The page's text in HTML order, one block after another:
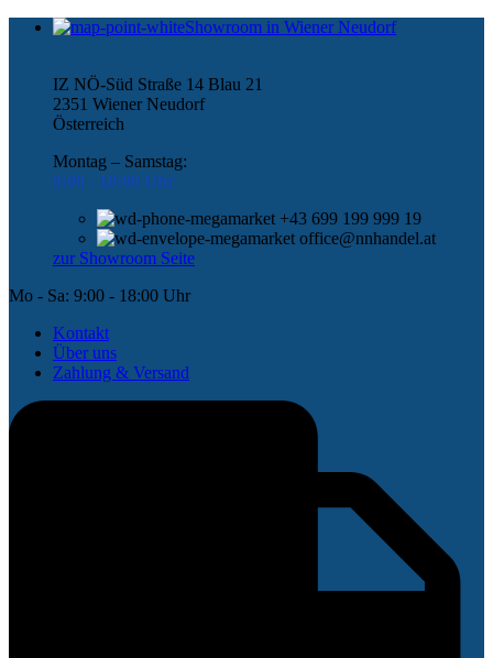
Showroom in Wiener Neudorf
IZ NÖ-Süd Straße 14 Blau 21
2351 Wiener Neudorf
Österreich
Montag – Samstag:
9:00 - 18:00 Uhr
+43 699 199 999 19
office@nnhandel.at
zur Showroom Seite
Mo - Sa: 9:00 - 18:00 Uhr
Kontakt
Über uns
Zahlung & Versand